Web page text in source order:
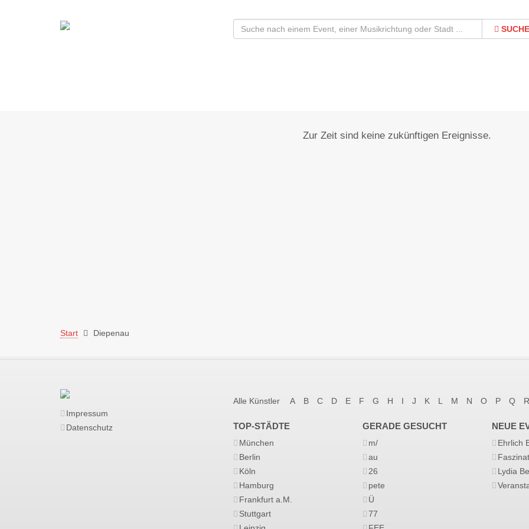
Zur Zeit sind keine zukünftigen Ereignisse.
Start Diepenau
Impressum
Datenschutz
Alle Künstler A B C D E F G H I J K L M N O P Q R
TOP-STÄDTE
München
Berlin
Köln
Hamburg
Frankfurt a.M.
Stuttgart
GERADE GESUCHT
m/
au
26
pete
Ü
77
NEUE
Ehrlich
Lydia